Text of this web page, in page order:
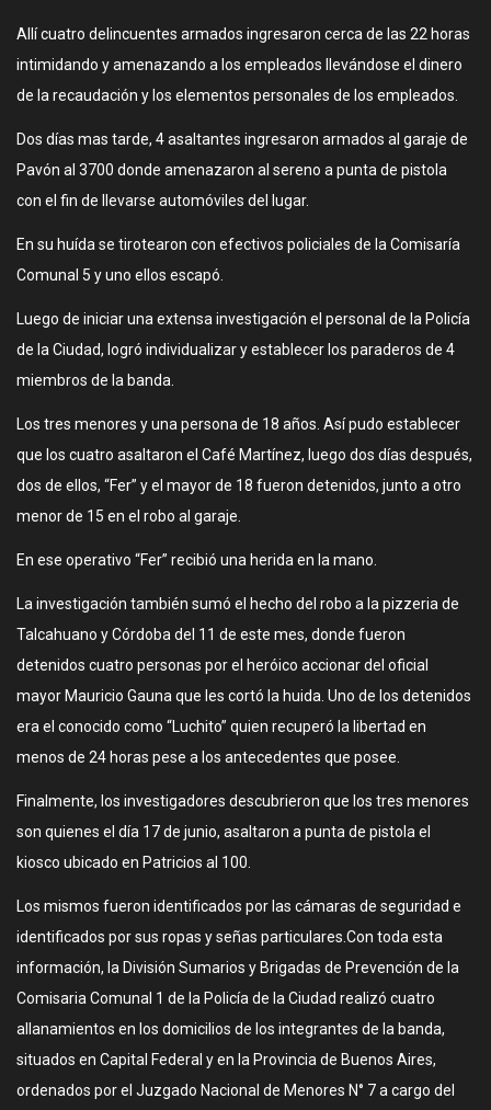
Allí cuatro delincuentes armados ingresaron cerca de las 22 horas
intimidando y amenazando a los empleados llevándose el dinero
de la recaudación y los elementos personales de los empleados.
Dos días mas tarde, 4 asaltantes ingresaron armados al garaje de
Pavón al 3700 donde amenazaron al sereno a punta de pistola
con el fin de llevarse automóviles del lugar.
En su huída se tirotearon con efectivos policiales de la Comisaría
Comunal 5 y uno ellos escapó.
Luego de iniciar una extensa investigación el personal de la Policía
de la Ciudad, logró individualizar y establecer los paraderos de 4
miembros de la banda.
Los tres menores y una persona de 18 años. Así pudo establecer
que los cuatro asaltaron el Café Martínez, luego dos días después,
dos de ellos, “Fer” y el mayor de 18 fueron detenidos, junto a otro
menor de 15 en el robo al garaje.
En ese operativo “Fer” recibió una herida en la mano.
La investigación también sumó el hecho del robo a la pizzeria de
Talcahuano y Córdoba del 11 de este mes, donde fueron
detenidos cuatro personas por el heróico accionar del oficial
mayor Mauricio Gauna que les cortó la huida. Uno de los detenidos
era el conocido como “Luchito” quien recuperó la libertad en
menos de 24 horas pese a los antecedentes que posee.
Finalmente, los investigadores descubrieron que los tres menores
son quienes el día 17 de junio, asaltaron a punta de pistola el
kiosco ubicado en Patricios al 100.
Los mismos fueron identificados por las cámaras de seguridad e
identificados por sus ropas y señas particulares.Con toda esta
información, la División Sumarios y Brigadas de Prevención de la
Comisaria Comunal 1 de la Policía de la Ciudad realizó cuatro
allanamientos en los domicilios de los integrantes de la banda,
situados en Capital Federal y en la Provincia de Buenos Aires,
ordenados por el Juzgado Nacional de Menores N° 7 a cargo del